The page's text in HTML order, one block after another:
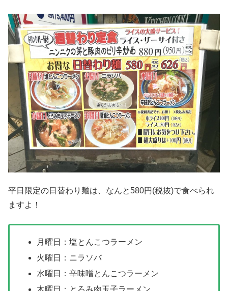
平日限定の日替わり麺は、なんと580円(税抜)で食べられ
ますよ！
月曜日：塩とんこつラーメン
火曜日：ニラソバ
水曜日：辛味噌とんこつラーメン